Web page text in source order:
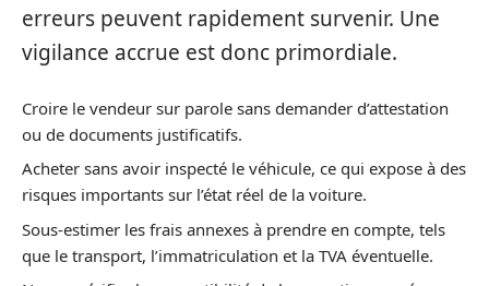
erreurs peuvent rapidement survenir. Une
vigilance accrue est donc primordiale.
Croire le vendeur sur parole sans demander d’attestation
ou de documents justificatifs.
Acheter sans avoir inspecté le véhicule, ce qui expose à des
risques importants sur l’état réel de la voiture.
Sous-estimer les frais annexes à prendre en compte, tels
que le transport, l’immatriculation et la TVA éventuelle.